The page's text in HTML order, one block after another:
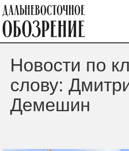
Новости по
слову:
Демешин